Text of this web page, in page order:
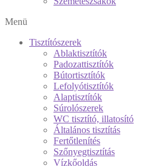
Menü
Tisztítószerek
Ablaktisztítók
Padozattisztítók
Bútortisztítók
Lefolyótisztítók
Alaptisztítók
Súrolószerek
WC tisztító, illatosító
Általános tisztítás
Fertőtlenítés
Szőnyegtisztítás
Vízkőoldás